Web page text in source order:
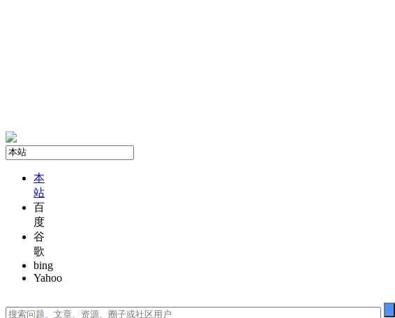
本
站
百
度
谷
歌
bing
Yahoo